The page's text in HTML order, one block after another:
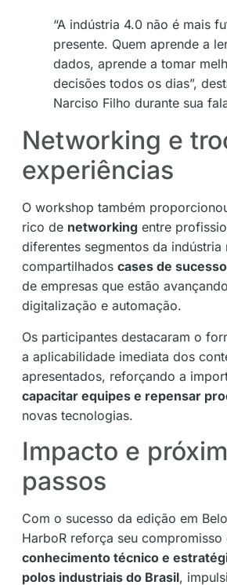
“A indústria 4.0 não é mais
presente. Quem aprende a
dados, aprende a tomar
decisões todos os dias”,
Narciso Filho durante sua
Networking e
experiências
O workshop também
rico de networking entre
diferentes segmentos da indústria
compartilhados cases de sucesso
de empresas que estão
digitalização e automação.
Os participantes destacaram o
a aplicabilidade imediata dos
apresentados, reforçando a
capacitar equipes e repensar
novas tecnologias.
Impacto e
passos
Com o sucesso da edição em
HarboR reforça seu compromisso
conhecimento técnico e
polos industriais do Brasil,